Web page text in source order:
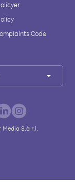
Code
S.à r.l.